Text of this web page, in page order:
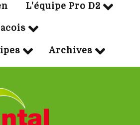
L'équipe Pro D2
Archives